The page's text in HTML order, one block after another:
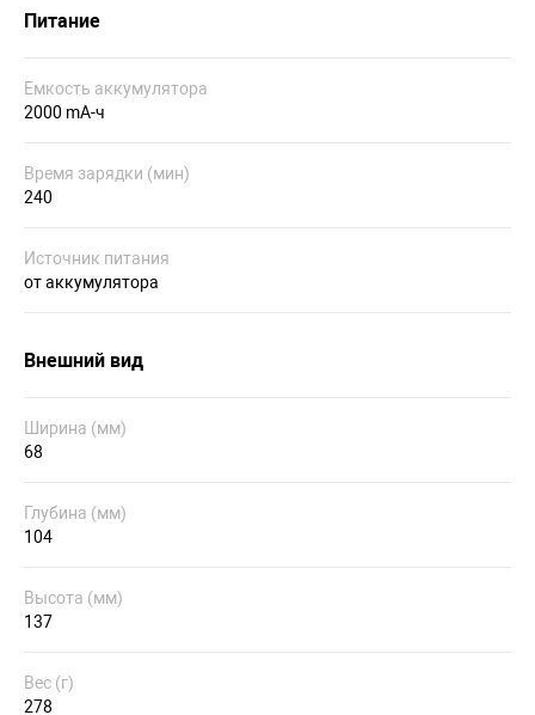
Питание
Емкость аккумулятора
2000 mA-ч
Время зарядки (мин)
240
Источник питания
от аккумулятора
Внешний вид
Ширина (мм)
68
Глубина (мм)
104
Высота (мм)
137
Вес (г)
278